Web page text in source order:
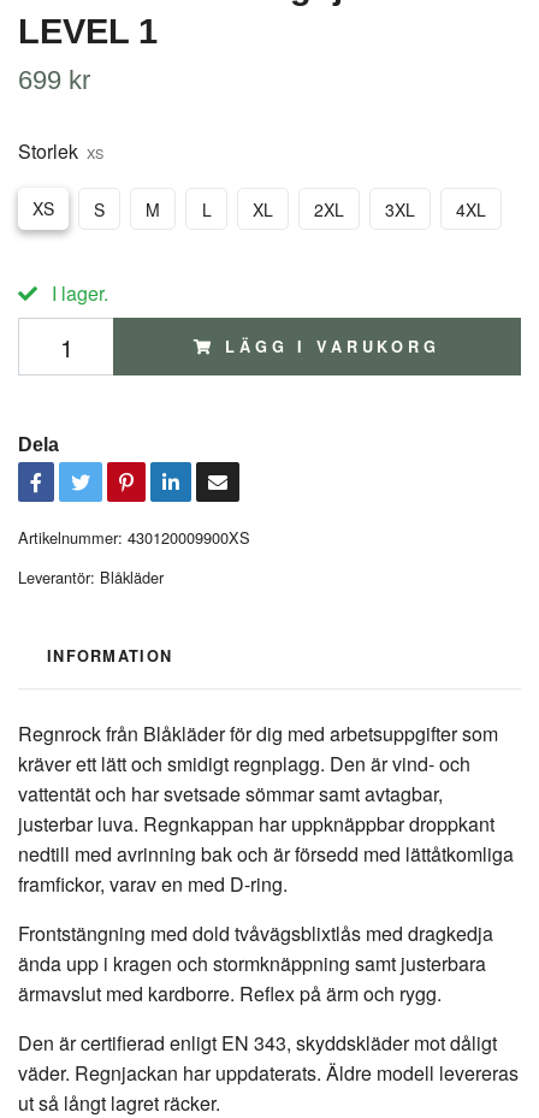
LEVEL 1
699 kr
Storlek XS
XS S M L XL 2XL 3XL 4XL
I lager.
LÄGG I VARUKORG
Dela
Artikelnummer: 430120009900XS
Leverantör: Blåkläder
INFORMATION
Regnrock från Blåkläder för dig med arbetsuppgifter som
kräver ett lätt och smidigt regnplagg. Den är vind- och
vattentät och har svetsade sömmar samt avtagbar,
justerbar luva. Regnkappan har uppknäppbar droppkant
nedtill med avrinning bak och är försedd med lättåtkomliga
framfickor, varav en med D-ring.
Frontstängning med dold tvåvägsblixtlås med dragkedja
ända upp i kragen och stormknäppning samt justerbara
ärmavslut med kardborre. Reflex på ärm och rygg.
Den är certifierad enligt EN 343, skyddskläder mot dåligt
väder. Regnjackan har uppdaterats. Äldre modell levereras
ut så långt lagret räcker.